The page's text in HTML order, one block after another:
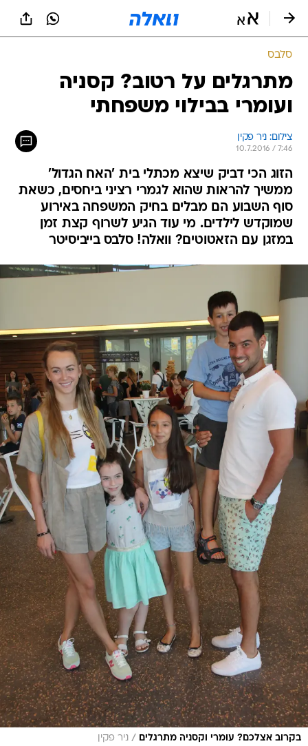
סלבס
מתרגלים על רטוב? קסניה
ועומרי בבילוי משפחתי
צילום: ניר פקין
10.7.2016 / 7:46
הזוג הכי דביק שיצא מכתלי בית 'האח הגדול'
ממשיך להראות שהוא לגמרי רציני ביחסים, כשאת
סוף השבוע הם מבלים בחיק המשפחה באירוע
שמוקדש לילדים. מי עוד הגיע לשרוף קצת זמן
במזגן עם הזאטוטים? וואלה! סלבס בייביסיטר
בקרוב אצלכם? עומרי וקסניה מתרגלים / ניר פקין